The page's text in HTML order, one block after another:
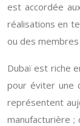
est accordée
réalisations en
ou des
Dubaï est riche
pour éviter une
représentent
manufacturière ;